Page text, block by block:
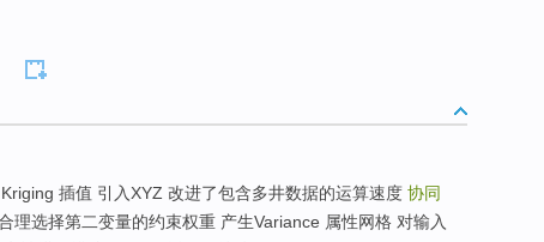
插值 引入XYZ 改进了包含多井数据的运算速度 协同
理选择第二变量的约束权重 产生Variance 属性网格 对输入